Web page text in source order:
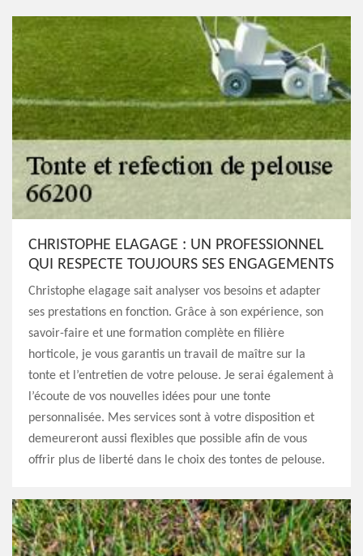
CHRISTOPHE ELAGAGE : UN PROFESSIONNEL
QUI RESPECTE TOUJOURS SES ENGAGEMENTS
Christophe elagage sait analyser vos besoins et adapter
ses prestations en fonction. Grâce à son expérience, son
savoir-faire et une formation complète en filière
horticole, je vous garantis un travail de maître sur la
tonte et l’entretien de votre pelouse. Je serai également à
l’écoute de vos nouvelles idées pour une tonte
personnalisée. Mes services sont à votre disposition et
demeureront aussi flexibles que possible afin de vous
offrir plus de liberté dans le choix des tontes de pelouse.